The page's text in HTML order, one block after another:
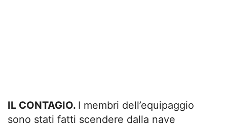
IL CONTAGIO. I membri dell’equipaggio
sono stati fatti scendere dalla nave